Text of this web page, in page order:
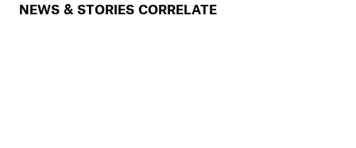
NEWS & STORIES CORRELATE